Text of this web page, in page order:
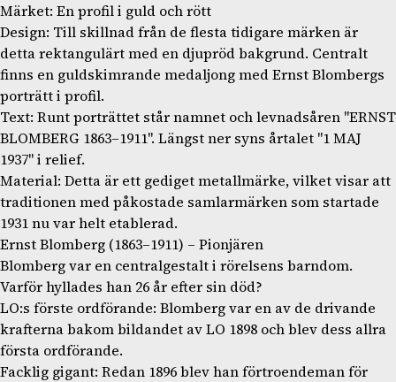
Märket: En profil i guld och rött
Design: Till skillnad från de flesta tidigare märken är
detta rektangulärt med en djupröd bakgrund. Centralt
finns en guldskimrande medaljong med Ernst Blombergs
porträtt i profil.
Text: Runt porträttet står namnet och levnadsåren "ERNST
BLOMBERG 1863–1911". Längst ner syns årtalet "1 MAJ
1937" i relief.
Material: Detta är ett gediget metallmärke, vilket visar att
traditionen med påkostade samlarmärken som startade
1931 nu var helt etablerad.
Ernst Blomberg (1863–1911) – Pionjären
Blomberg var en centralgestalt i rörelsens barndom.
Varför hyllades han 26 år efter sin död?
LO:s förste ordförande: Blomberg var en av de drivande
krafterna bakom bildandet av LO 1898 och blev dess allra
första ordförande.
Facklig gigant: Redan 1896 blev han förtroendeman för